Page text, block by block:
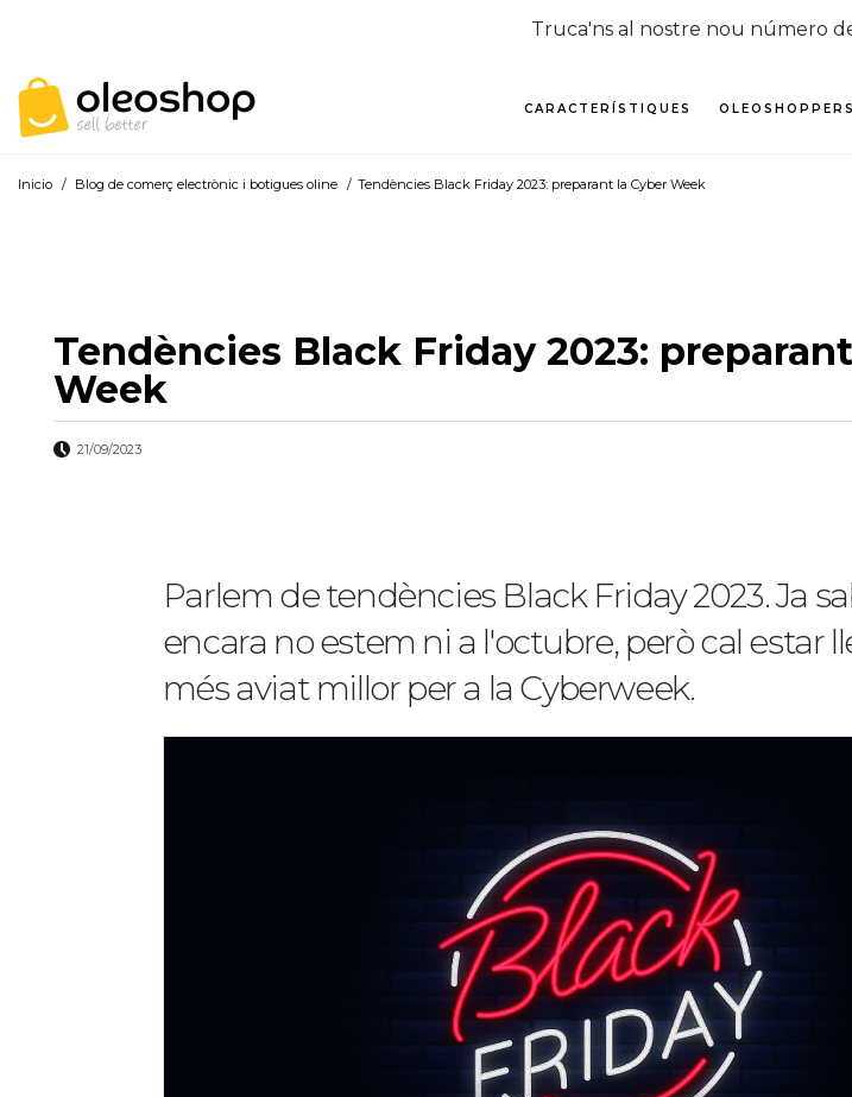
Truca'ns al nostre nou número
CARACTERÍSTIQUES OLEOSHOPPERS
Inicio / Blog de comerç electrònic i botigues oline / Tendències Black Friday 2023: preparant la Cyber Week
Tendències Black Friday 2023:
Week
21/09/2023
Parlem de tendències Black Friday 2023. Ja
encara no estem ni a l'octubre, però cal estar
més aviat millor per a la Cyberweek.